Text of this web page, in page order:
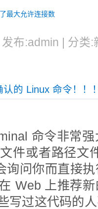
最大允许连接数
发布:admin | 分类:
的 Linux 命令！！
命令非常强
件或者路径文
询问你而直接
Web 上推荐
写过这代码的